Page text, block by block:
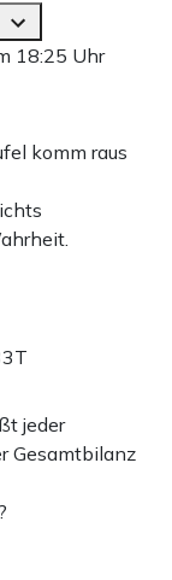
18:25 Uhr
komm raus
jeder
Gesamtbilanz